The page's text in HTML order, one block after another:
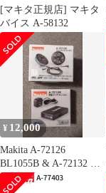
[マキタ正規店] マキタ
バイス A-58132
¥ 12,000
Makita A-72126
BL1055B & A-72132 セ
ット